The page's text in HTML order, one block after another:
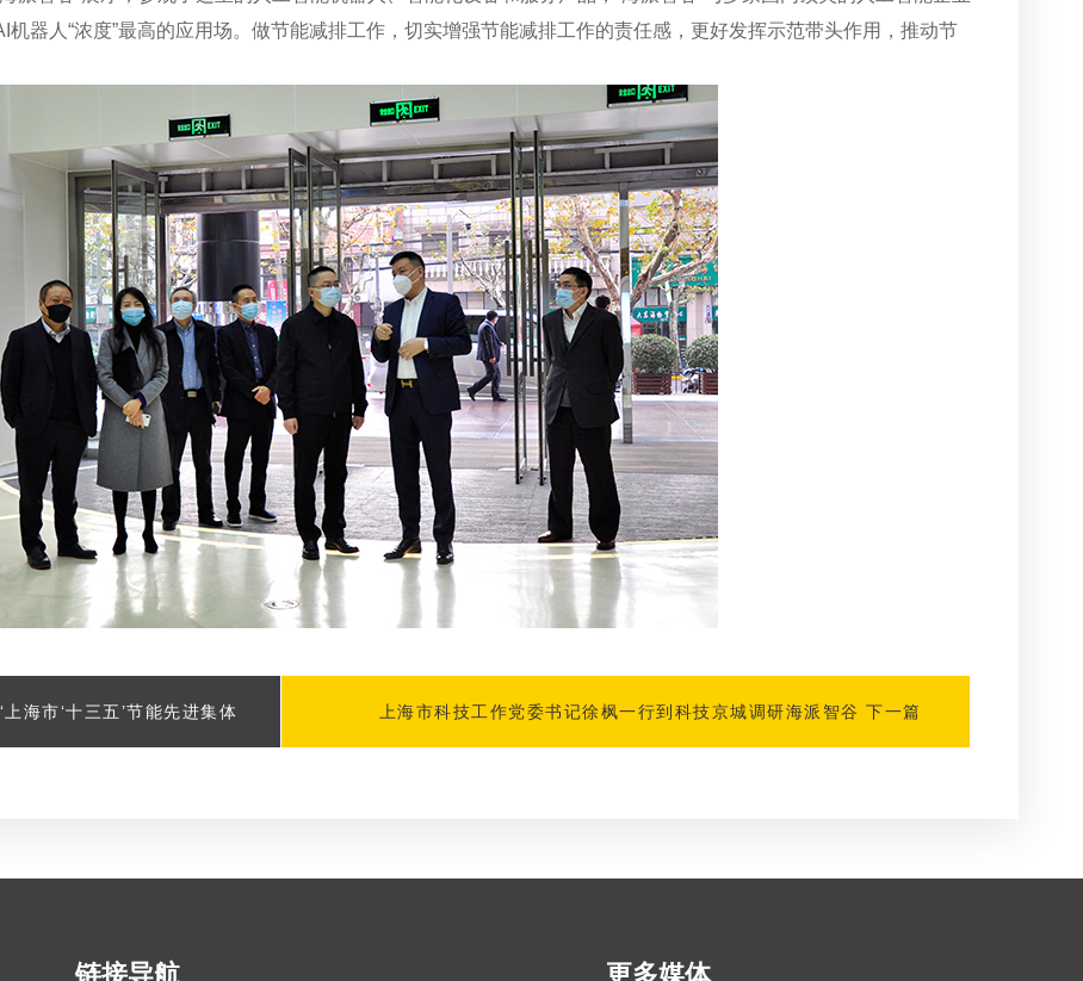
器人“浓度”最高的应用场。做节能减排工作，切实增强节能减排工作的责任感，更好发挥示范带头作用，推动节
海市‘十三五’节能先进集体 下一篇
上海市科技工作党委书记徐枫一行到科技京城调研海派智谷
链接导航 更多媒体